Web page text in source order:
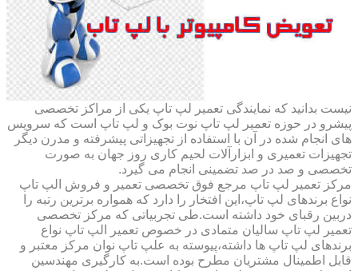
نیست بدانید که نمایندگی تعمیر لپ تاپ یکی از مراکز تخصصی
پیشرو در حوزه تعمیر لپ تاپ نوت بوک و لپ تاپ است که سرویس
های انجام شده در آن با استفاده از تجهیزاتی پیشرفته و مدرن دیگر
تجهیزات تعمیری و ابزارآلات لحیم کاری روز جهان به صورت
تخصصی و صد در صد تضمینی انجام می گیرد.
مرکز تعمیر لپ تاپ مرجع فوق تخصصی تعمیر و فروش الپ تاپ
نواع برندهای لپ تاپ،این افتخار را دارد که همواره برترین رتبه را
دربین رقبای خود داشته است.طی تجربیاتی که مرکز تخصصی
تعمیر لپ تاپ سالیان متمادی در خصوص تعمیر الپ تاپ نواع
برندهای لپ تاپ ها داشته،پیوسته به علپ تاپ نوان مرکز معتبر و
قابل اطمینال مشتریان مطرح بوده است.به کارگیری مهندسین